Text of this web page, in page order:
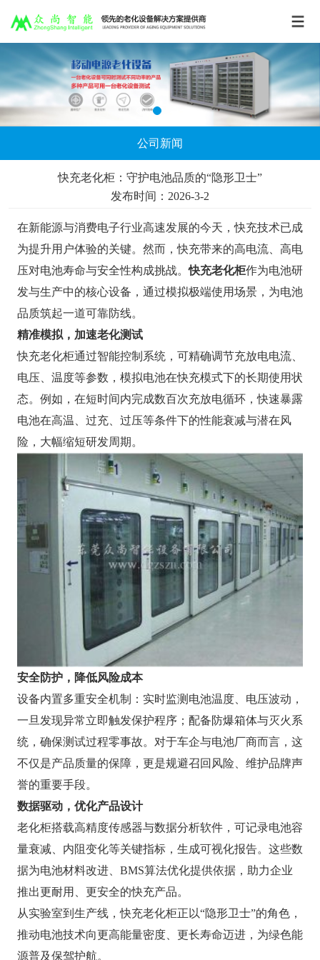
公司新闻
快充老化柜：守护电池品质的“隐形卫士”
发布时间：2026-3-2
在新能源与消费电子行业高速发展的今天，快充技术已成
为提升用户体验的关键。然而，快充带来的高电流、高电
压对电池寿命与安全性构成挑战。快充老化柜作为电池研
发与生产中的核心设备，通过模拟极端使用场景，为电池
品质筑起一道可靠防线。
精准模拟，加速老化测试
快充老化柜通过智能控制系统，可精确调节充放电电流、
电压、温度等参数，模拟电池在快充模式下的长期使用状
态。例如，在短时间内完成数百次充放电循环，快速暴露
电池在高温、过充、过压等条件下的性能衰减与潜在风
险，大幅缩短研发周期。
安全防护，降低风险成本
设备内置多重安全机制：实时监测电池温度、电压波动，
一旦发现异常立即触发保护程序；配备防爆箱体与灭火系
统，确保测试过程零事故。对于车企与电池厂商而言，这
不仅是产品质量的保障，更是规避召回风险、维护品牌声
誉的重要手段。
数据驱动，优化产品设计
老化柜搭载高精度传感器与数据分析软件，可记录电池容
量衰减、内阻变化等关键指标，生成可视化报告。这些数
据为电池材料改进、BMS算法优化提供依据，助力企业
推出更耐用、更安全的快充产品。
从实验室到生产线，快充老化柜正以“隐形卫士”的角色，
推动电池技术向更高能量密度、更长寿命迈进，为绿色能
源普及保驾护航。